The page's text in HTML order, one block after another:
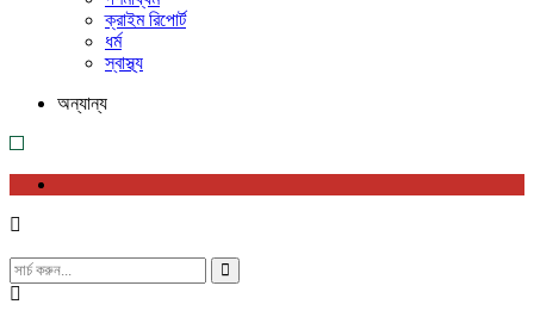
ক্রাইম রিপোর্ট
ধর্ম
স্বাস্থ্য
অন্যান্য